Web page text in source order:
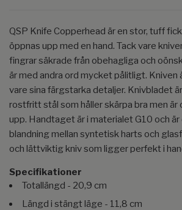
QSP Knife Copperhead är en stor, tuff
öppnas upp med en hand. Tack vare
fingrar säkrade från obehagliga och
är med andra ord mycket pålitligt.
vare sina färgstarka detaljer. Knivbladet
rostfritt stål som håller skärpa bra men är
upp. Handtaget är i materialet G10 och
blandning mellan syntetisk harts och
och lättviktig kniv som ligger perfekt i
Specifikationer
Totallängd - 20,9 cm
Längd i stängt läge - 11,8 cm